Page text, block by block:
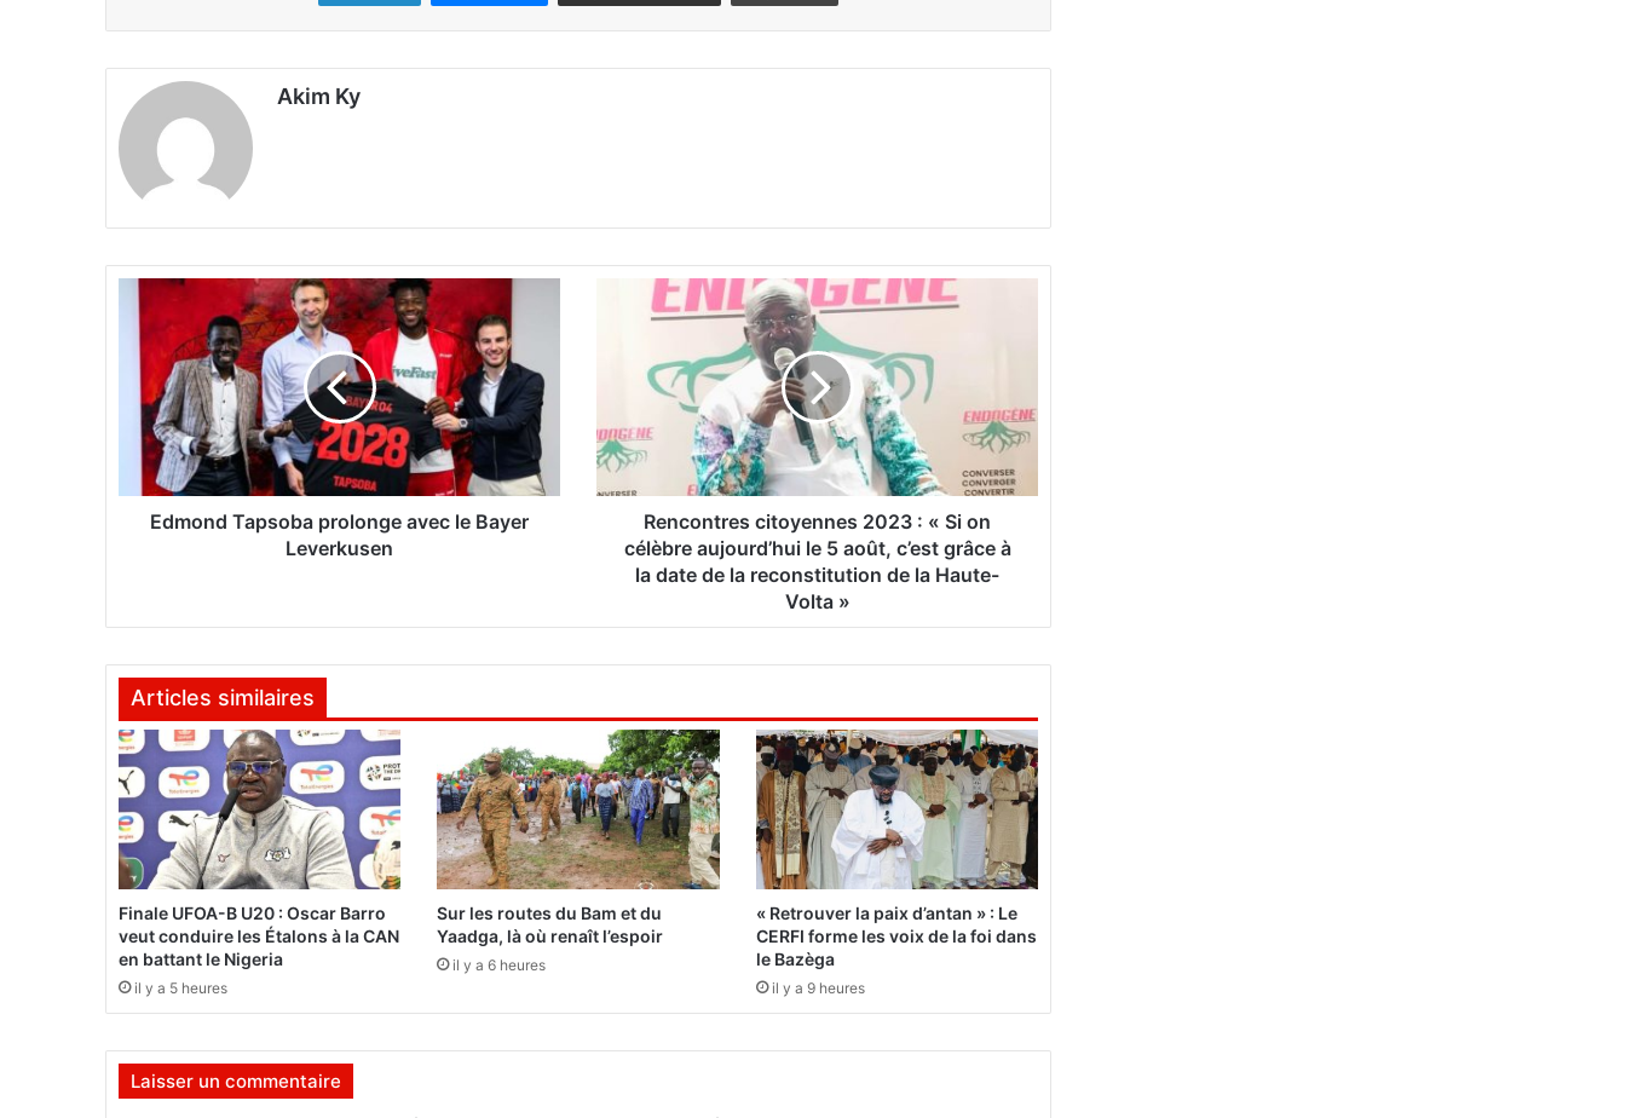
Akim Ky
p
o
o
n
g
e
a
v
e
l
e
B
e
L
Edmond Tapsoba prolonge avec le Bayer
Leverkusen
t
r
e
e
n
s
2
0
2
3
«
c
Rencontres citoyennes 2023 : « Si on
célèbre aujourd’hui le 5 août, c’est grâce à
la date de la reconstitution de la Haute-
Volta »
Articles similaires
Finale UFOA-B U20 : Oscar Barro
veut conduire les Étalons à la CAN
en battant le Nigeria
il y a 5 heures
Sur les routes du Bam et du
Yaadga, là où renaît l’espoir
il y a 6 heures
« Retrouver la paix d’antan » : Le
CERFI forme les voix de la foi dans
le Bazèga
il y a 9 heures
Laisser un commentaire